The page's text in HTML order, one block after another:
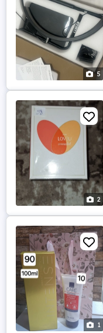
5
2
1